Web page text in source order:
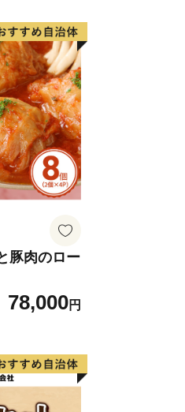
豚肉のロー
78,000円